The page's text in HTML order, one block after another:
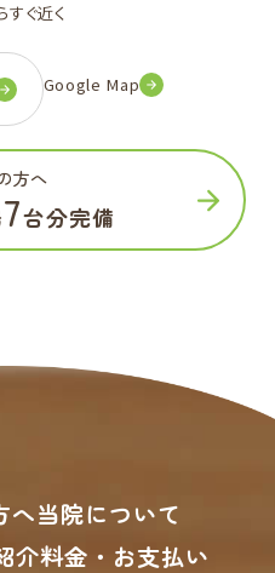
ぐ近く
Google Map
方へ
7台分完備
へ当院について
介料金・お支払い